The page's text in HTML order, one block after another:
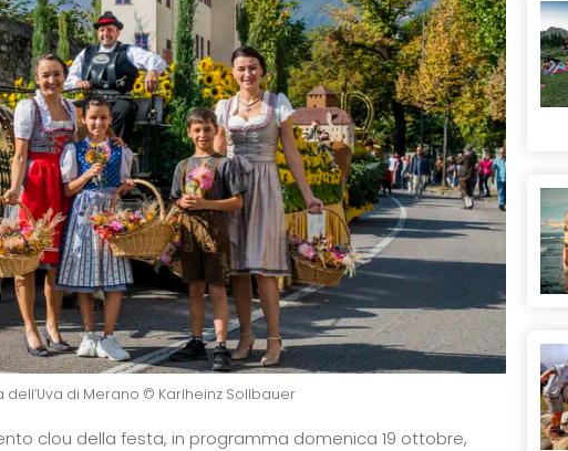
dell’Uva di Merano © Karlheinz Sollbauer
clou della festa, in programma domenica 19 ottobre,